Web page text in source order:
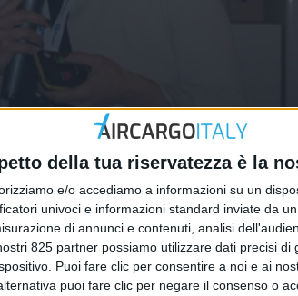
della tua riservatezza è la
e/o accediamo a informazioni su un
univoci e informazioni standard inviate da
di annunci e contenuti, analisi
825 partner possiamo utilizzare dati precisi di
Puoi fare clic per consentire a noi e ai
puoi fare clic per negare il consenso o
ecco come si seleziona